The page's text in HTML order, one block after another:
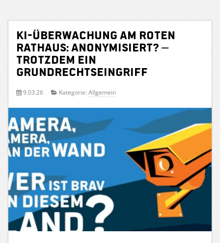
KI-Überwachung am Roten
Rathaus: Anonymisiert? –
Trotzdem ein
Grundrechtseingriff
9.03.26 Kategorie: Allgemein